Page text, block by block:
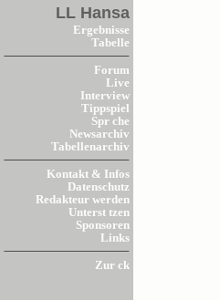
LL Hansa
Ergebnisse
Tabelle
Forum
Live
Interview
Tippspiel
Spr che
Newsarchiv
Tabellenarchiv
Kontakt & Infos
Datenschutz
Redakteur werden
Unterst tzen
Sponsoren
Links
Zur ck